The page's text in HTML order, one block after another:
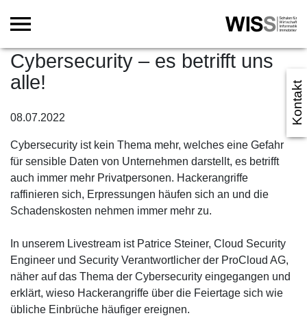
Kontakt
Cybersecurity – es betrifft uns
alle!
08.07.2022
Cybersecurity ist kein Thema mehr, welches eine Gefahr
für sensible Daten von Unternehmen darstellt, es betrifft
auch immer mehr Privatpersonen. Hackerangriffe
raffinieren sich, Erpressungen häufen sich an und die
Schadenskosten nehmen immer mehr zu.
In unserem Livestream ist Patrice Steiner, Cloud Security
Engineer und Security Verantwortlicher der ProCloud AG,
näher auf das Thema der Cybersecurity eingegangen und
erklärt, wieso Hackerangriffe über die Feiertage sich wie
übliche Einbrüche häufiger ereignen.